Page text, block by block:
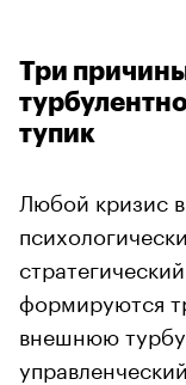
Три
тупик
Любой кризис
формируются
внешнюю